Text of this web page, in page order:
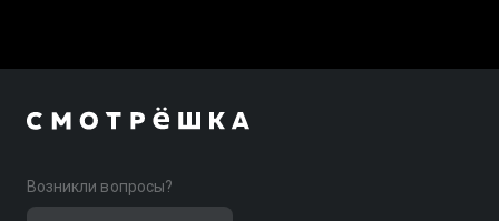
Возникли вопросы?